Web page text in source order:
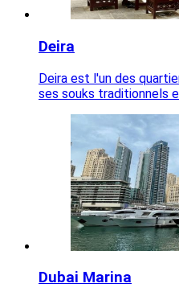
Deira
Deira est l'un des
ses souks traditionnels
Dubai Marina